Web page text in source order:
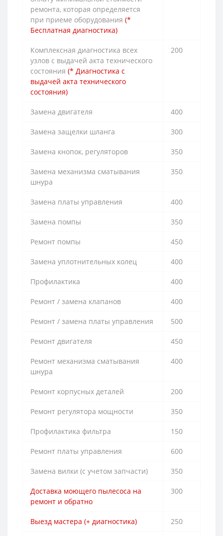
ремонта, которая определяется
при приеме оборудования (*
Бесплатная диагностика)
Комплексная диагностика всех
узлов с выдачей акта технического
состояния (* Диагностика с
выдачей акта технического
состояния)
200
Замена двигателя 400
Замена защелки шланга 300
Замена кнопок, регуляторов 350
Замена механизма сматывания
шнура
350
Замена платы управления 400
Замена помпы 350
Ремонт помпы 450
Замена уплотнительных колец 400
Профилактика 400
Ремонт / замена клапанов 400
Ремонт / замена платы управления 500
Ремонт двигателя 450
Ремонт механизма сматывания
шнура
400
Ремонт корпусных деталей 200
Ремонт регулятора мощности 350
Профилактика фильтра 150
Ремонт платы управления 600
Замена вилки (с учетом запчасти) 350
Доставка моющего пылесоса на
ремонт и обратно
300
Выезд мастера (+ диагностика) 250